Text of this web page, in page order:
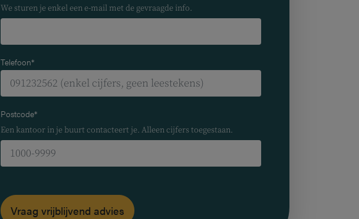
We sturen je enkel een e-mail met de gevraagde info.
Telefoon*
Postcode*
Een kantoor in je buurt contacteert je. Alleen cijfers toegestaan.